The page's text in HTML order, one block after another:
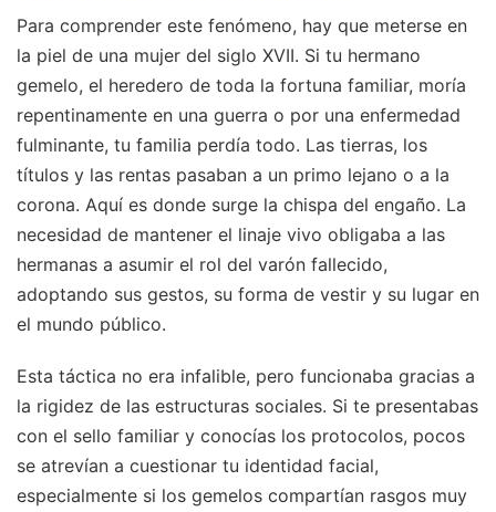
Para comprender este fenómeno, hay que meterse en
la piel de una mujer del siglo XVII. Si tu hermano
gemelo, el heredero de toda la fortuna familiar, moría
repentinamente en una guerra o por una enfermedad
fulminante, tu familia perdía todo. Las tierras, los
títulos y las rentas pasaban a un primo lejano o a la
corona. Aquí es donde surge la chispa del engaño. La
necesidad de mantener el linaje vivo obligaba a las
hermanas a asumir el rol del varón fallecido,
adoptando sus gestos, su forma de vestir y su lugar en
el mundo público.
Esta táctica no era infalible, pero funcionaba gracias a
la rigidez de las estructuras sociales. Si te presentabas
con el sello familiar y conocías los protocolos, pocos
se atrevían a cuestionar tu identidad facial,
especialmente si los gemelos compartían rasgos muy